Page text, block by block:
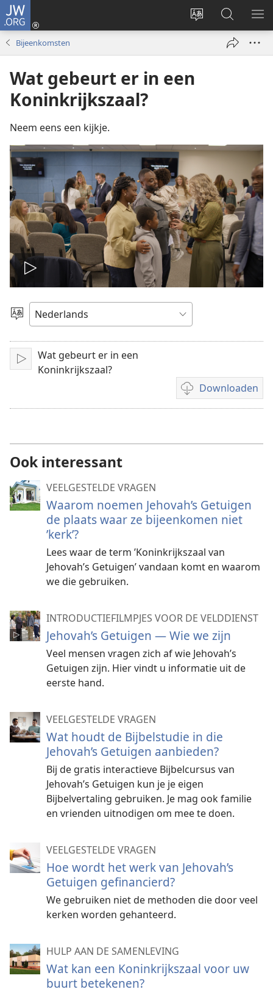
JW.ORG
Taal
wijzigen
Inloggen
(opent
Zoeken
op
JW.ORG
Bijeenkomsten
Wat gebeurt er in een
Koninkrijkszaal?
Neem eens een kijkje.
Video
afspelen
Taal
kiezen
Afspelen
Wat gebeurt er in een
Koninkrijkszaal?
Downloaden
Downloadopties
video
Ook interessant
VEELGESTELDE VRAGEN
Waarom noemen Jehovah’s Getuigen
de plaats waar ze bijeenkomen niet
’kerk’?
Lees waar de term ’Koninkrijkszaal van
Jehovah’s Getuigen’ vandaan komt en waarom
we die gebruiken.
INTRODUCTIEFILMPJES VOOR DE VELDDIENST
Jehovah’s Getuigen — Wie we zijn
Veel mensen vragen zich af wie Jehovah’s
Getuigen zijn. Hier vindt u informatie uit de
eerste hand.
VEELGESTELDE VRAGEN
Wat houdt de Bijbelstudie in die
Jehovah’s Getuigen aanbieden?
Bij de gratis interactieve Bijbelcursus van
Jehovah’s Getuigen kun je je eigen
Bijbelvertaling gebruiken. Je mag ook familie
en vrienden uitnodigen om mee te doen.
VEELGESTELDE VRAGEN
Hoe wordt het werk van Jehovah’s
Getuigen gefinancierd?
We gebruiken niet de methoden die door veel
kerken worden gehanteerd.
HULP AAN DE SAMENLEVING
Wat kan een Koninkrijkszaal voor uw
buurt betekenen?